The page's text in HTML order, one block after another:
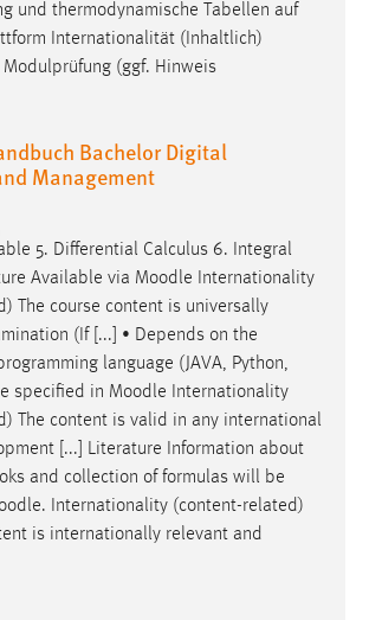
und thermodynamische Tabellen auf
Internationalität (Inhaltlich)
(ggf. Hinweis
Bachelor Digital
Management
5. Differential Calculus 6. Integral
Available via Moodle Internationality
The course content is universally
(If [...] • Depends on the
language (JAVA, Python,
specified in Moodle Internationality
The content is valid in any international
[...] Literature Information about
and collection of formulas will be
. Internationality (content-related)
is internationally relevant and